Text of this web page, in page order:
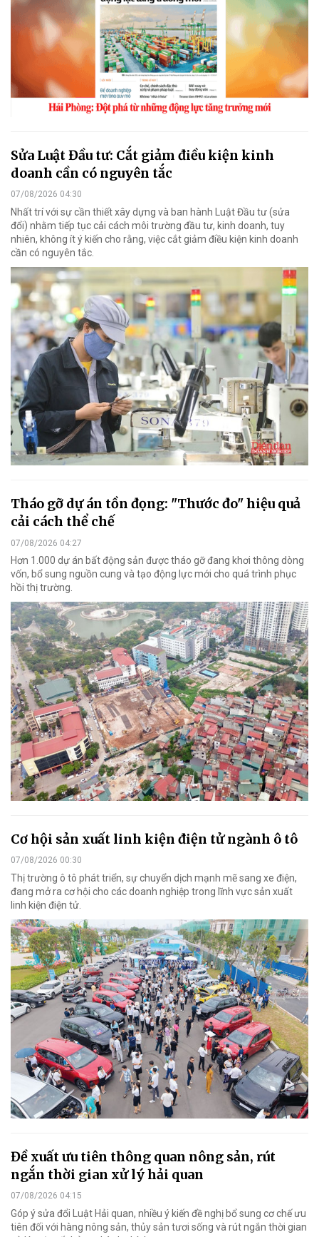
Sửa Luật Đầu tư: Cắt giảm điều kiện kinh
doanh cần có nguyên tắc
07/08/2026 04:30
Nhất trí với sự cần thiết xây dựng và ban hành Luật Đầu tư (sửa
đổi) nhằm tiếp tục cải cách môi trường đầu tư, kinh doanh, tuy
nhiên, không ít ý kiến cho rằng, việc cắt giảm điều kiện kinh doanh
cần có nguyên tắc.
Tháo gỡ dự án tồn đọng: "Thước đo" hiệu quả
cải cách thể chế
07/08/2026 04:27
Hơn 1.000 dự án bất động sản được tháo gỡ đang khơi thông dòng
vốn, bổ sung nguồn cung và tạo động lực mới cho quá trình phục
hồi thị trường.
Cơ hội sản xuất linh kiện điện tử ngành ô tô
07/08/2026 00:30
Thị trường ô tô phát triển, sự chuyển dịch mạnh mẽ sang xe điện,
đang mở ra cơ hội cho các doanh nghiệp trong lĩnh vực sản xuất
linh kiện điện tử.
Đề xuất ưu tiên thông quan nông sản, rút
ngắn thời gian xử lý hải quan
07/08/2026 04:15
Góp ý sửa đổi Luật Hải quan, nhiều ý kiến đề nghị bổ sung cơ chế ưu
tiên đối với hàng nông sản, thủy sản tươi sống và rút ngắn thời gian